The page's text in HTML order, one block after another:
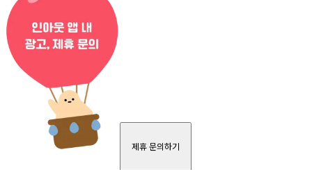
제휴 문의하기